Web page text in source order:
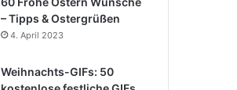
– Tipps & Ostergrüßen
4. April 2023
Weihnachts-GIFs: 50